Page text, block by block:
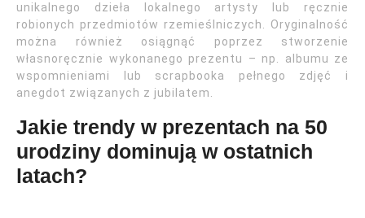
unikalnego dzieła lokalnego artysty lub ręcznie
robionych przedmiotów rzemieślniczych. Oryginalność
można również osiągnąć poprzez stworzenie
własnoręcznie wykonanego prezentu – np. albumu ze
wspomnieniami lub scrapbooka pełnego zdjęć i
anegdot związanych z jubilatem.
Jakie trendy w prezentach na 50
urodziny dominują w ostatnich
latach?